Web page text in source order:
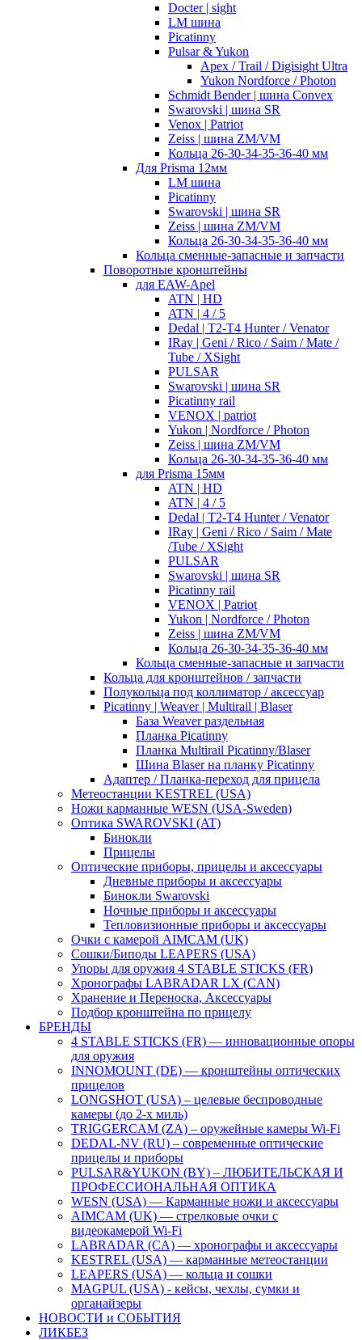
Docter | sight
LM шина
Picatinny
Pulsar & Yukon
Apex / Trail / Digisight Ultra
Yukon Nordforce / Photon
Schmidt Bender | шина Convex
Swarovski | шина SR
Venox | Patriot
Zeiss | шина ZM/VM
Кольца 26-30-34-35-36-40 мм
Для Prisma 12мм
LM шина
Picatinny
Swarovski | шина SR
Zeiss | шина ZM/VM
Кольца 26-30-34-35-36-40 мм
Кольца сменные-запасные и запчасти
Поворотные кронштейны
для EAW-Apel
ATN | HD
ATN | 4 / 5
Dedal | T2-T4 Hunter / Venator
IRay | Geni / Rico / Saim / Mate /
Tube / XSight
PULSAR
Swarovski | шина SR
Picatinny rail
VENOX | patriot
Yukon | Nordforce / Photon
Zeiss | шина ZM/VM
Кольца 26-30-34-35-36-40 мм
для Prisma 15мм
ATN | HD
ATN | 4 / 5
Dedal | T2-T4 Hunter / Venator
IRay | Geni / Rico / Saim / Mate
/Tube / XSight
PULSAR
Swarovski | шина SR
Picatinny rail
VENOX | Patriot
Yukon | Nordforce / Photon
Zeiss | шина ZM/VM
Кольца 26-30-34-35-36-40 мм
Кольца сменные-запасные и запчасти
Кольца для кронштейнов / запчасти
Полукольца под коллиматор / аксессуар
Picatinny | Weaver | Multirail | Blaser
База Weaver раздельная
Планка Picatinny
Планка Multirail Picatinny/Blaser
Шина Blaser на планку Picatinny
Адаптер / Планка-переход для прицела
Метеостанции KESTREL (USA)
Ножи карманные WESN (USA-Sweden)
Оптика SWAROVSKI (AT)
Бинокли
Прицелы
Оптические приборы, прицелы и аксессуары
Дневные приборы и аксессуары
Бинокли Swarovski
Ночные приборы и аксессуары
Тепловизионные приборы и аксессуары
Очки с камерой AIMCAM (UK)
Сошки/Биподы LEAPERS (USA)
Упоры для оружия 4 STABLE STICKS (FR)
Хронографы LABRADAR LX (CAN)
Хранение и Переноска, Аксессуары
Подбор кронштейна по прицелу
БРЕНДЫ
4 STABLE STICKS (FR) — инновационные опоры
для оружия
INNOMOUNT (DE) — кронштейны оптических
прицелов
LONGSHOT (USA) – целевые беспроводные
камеры (до 2-х миль)
TRIGGERCAM (ZA) – оружейные камеры Wi-Fi
DEDAL-NV (RU) – современные оптические
прицелы и приборы
PULSAR&YUKON (BY) – ЛЮБИТЕЛЬСКАЯ И
ПРОФЕССИОНАЛЬНАЯ ОПТИКА
WESN (USA) — Карманные ножи и аксессуары
AIMCAM (UK) — стрелковые очки с
видеокамерой Wi-Fi
LABRADAR (CA) — хронографы и аксессуары
KESTREL (USA) — карманные метеостанции
LEAPERS (USA) — кольца и сошки
MAGPUL (USA) - кейсы, чехлы, сумки и
органайзеры
НОВОСТИ и СОБЫТИЯ
ЛИКБЕЗ